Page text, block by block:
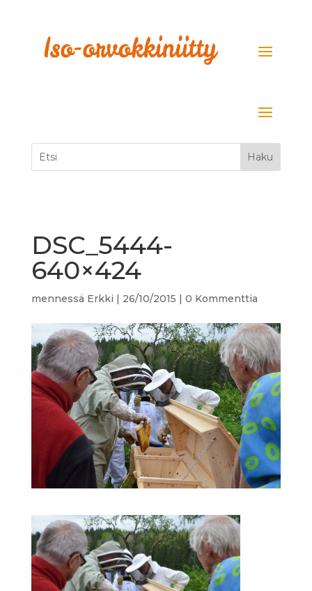
DSC_5444-
640×424
mennessä Erkki | 26/10/2015 | 0 Kommenttia